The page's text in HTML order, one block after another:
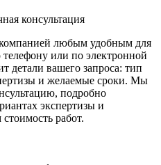
консультация
любым удобным для
или по электронной
детали вашего запроса: тип
и желаемые сроки. Мы
подробно
экспертизы и
работ.